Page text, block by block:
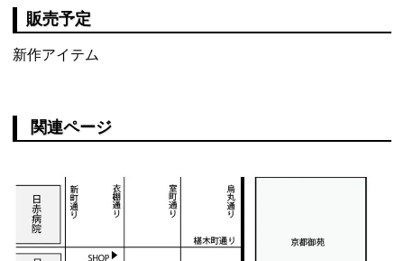
販売予定
新作アイテム
関連ページ